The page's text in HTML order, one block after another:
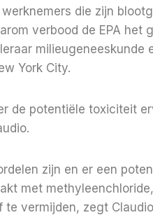
die zijn
verbood de EPA
York City.
de potentiële toxiciteit
zijn en er een
met
te vermijden, zegt